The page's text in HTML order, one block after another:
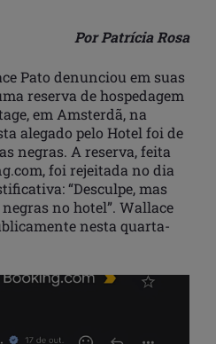
Por Patrícia Rosa
Pato denunciou em suas
reserva de hospedagem
em Amsterdã, na
alegado pelo Hotel foi de
negras. A reserva, feita
foi rejeitada no dia
“Desculpe, mas
no hotel”. Wallace
nesta quarta-